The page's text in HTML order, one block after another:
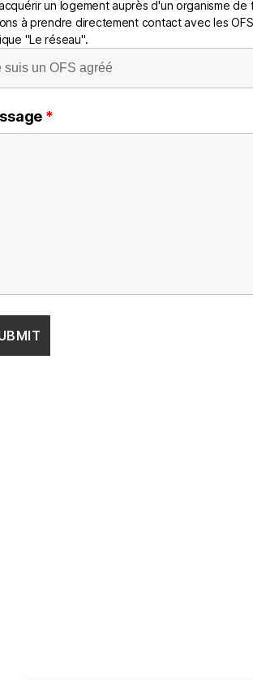
un logement auprès d'un organisme de
à prendre directement contact avec les
"Le réseau".
*